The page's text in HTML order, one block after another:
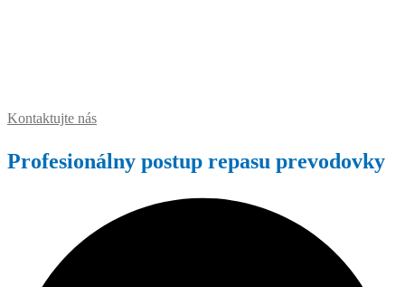
Kontaktujte nás
Profesionálny postup repasu prevodovky